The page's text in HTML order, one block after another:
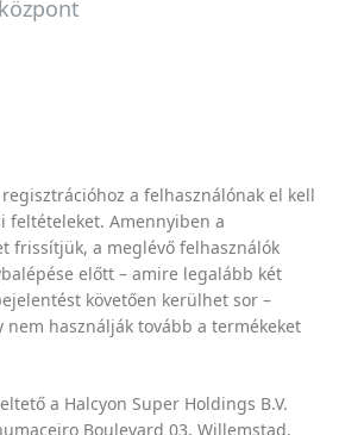
a felhasználónak el kell
feltételeket. Amennyiben a
frissítjük, a meglévő felhasználók
előtt – amire legalább két
követően kerülhet sor –
használják tovább a termékeket
a Halcyon Super Holdings B.V.
Boulevard 03, Willemstad,